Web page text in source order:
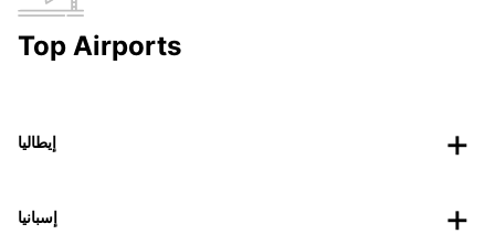
Top Airports
إيطاليا
إسبانيا